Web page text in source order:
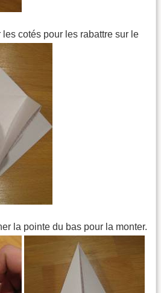
cotés pour les rabattre sur le
la pointe du bas pour la monter.